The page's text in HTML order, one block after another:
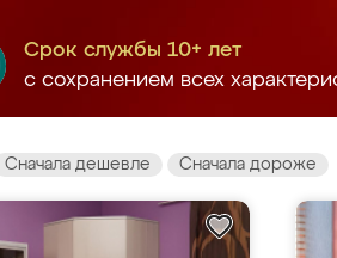
Срок службы 10+ лет
с сохранением всех
Сначала дешевле Сначала дороже